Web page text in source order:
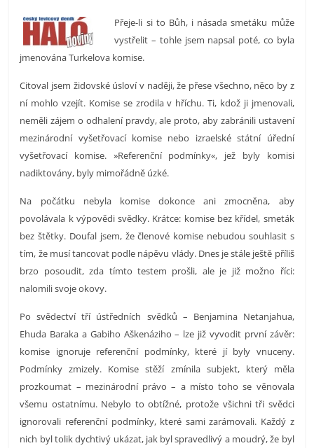
vlastně
prospívá?
Přeje-li si to Bůh, i násada smetáku může
vystřelit – tohle jsem napsal poté, co byla
jmenována Turkelova komise.
Citoval jsem židovské úsloví v naději, že přese všechno, něco by z
ní mohlo vzejít. Komise se zrodila v hříchu. Ti, kdož ji jmenovali,
neměli zájem o odhalení pravdy, ale proto, aby zabránili ustavení
mezinárodní vyšetřovací komise nebo izraelské státní úřední
vyšetřovací komise. »Referenční podmínky«, jež byly komisi
nadiktovány, byly mimořádně úzké.
Na počátku nebyla komise dokonce ani zmocněna, aby
povolávala k výpovědi svědky. Krátce: komise bez křídel, smeták
bez štětky. Doufal jsem, že členové komise nebudou souhlasit s
tím, že musí tancovat podle nápěvu vlády. Dnes je stále ještě příliš
brzo posoudit, zda tímto testem prošli, ale je již možno říci:
nalomili svoje okovy.
Po svědectví tří ústředních svědků – Benjamina Netanjahua,
Ehuda Baraka a Gabiho Aškenáziho – lze již vyvodit první závěr:
komise ignoruje referenční podmínky, které jí byly vnuceny.
Podmínky zmizely. Komise stěží zmínila subjekt, který měla
prozkoumat – mezinárodní právo – a místo toho se věnovala
všemu ostatnímu. Nebylo to obtížné, protože všichni tři svědci
ignorovali referenční podmínky, které sami zarámovali. Každý z
nich byl tolik dychtivý ukázat, jak byl spravedlivý a moudrý, že byl